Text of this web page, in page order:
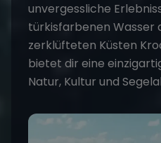
unvergessliche
türkisfarbenen Wasser
zerklüfteten Küsten
bietet dir eine
Natur, Kultur und